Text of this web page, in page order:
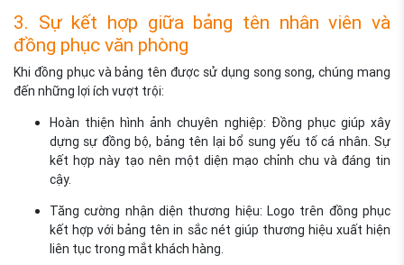
3. Sự kết hợp giữa bảng tên nhân viên và
đồng phục văn phòng
Khi đồng phục và bảng tên được sử dụng song song, chúng mang
đến những lợi ích vượt trội:
Hoàn thiện hình ảnh chuyên nghiệp: Đồng phục giúp xây
dựng sự đồng bộ, bảng tên lại bổ sung yếu tố cá nhân. Sự
kết hợp này tạo nên một diện mạo chỉnh chu và đáng tin
cậy.
Tăng cường nhận diện thương hiệu: Logo trên đồng phục
kết hợp với bảng tên in sắc nét giúp thương hiệu xuất hiện
liên tục trong mắt khách hàng.